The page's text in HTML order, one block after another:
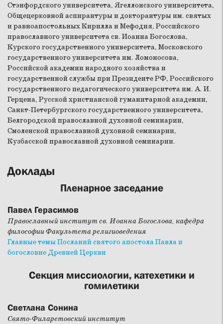
Стэнфордского университета, Ягеллонского университета,
Общецерковной аспирантуры и докторантуры им. святых
и равноапостольных Кирилла и Мефодия, Российского
православного университета св. Иоанна Богослова,
Курского государственного университета, Московского
государственного университета им. Ломоносова,
Российской академии народного хозяйства и
государственной службы при Президенте РФ, Российского
государственного педагогического университета им. А. И.
Герцена, Русской христианской гуманитарной академии,
Санкт-Петербургского государственного университета,
Белгородской православной духовной семинарии,
Смоленской православной духовной семинарии,
Кузбасской православной духовной семинарии.
Доклады
Пленарное заседание
Павел Герасимов
Православный институт св. Иоанна Богослова, кафедра
философии Факультета религиоведения
Главные темы Посланий святого апостола Павла и
богословие Древней Церкви
Секция миссиологии, катехетики и
гомилетики
Светлана Сонина
Свято-Филаретовский институт